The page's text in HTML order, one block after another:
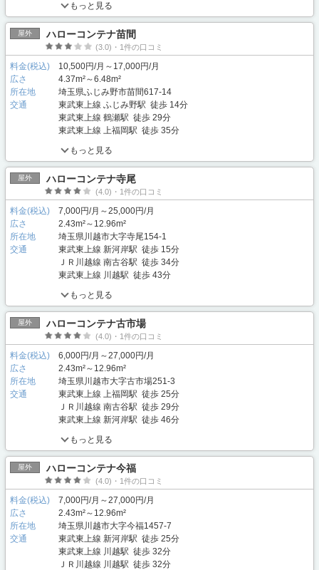
もっと見る
屋外 ハローコンテナ苗間
(3.0)・1件の口コミ
料金(税込)
10,500円/月～17,000円/月
広さ
4.37m²～6.48m²
所在地
埼玉県ふじみ野市苗間617-14
交通
東武東上線 ふじみ野駅 徒歩 14分
東武東上線 鶴瀬駅 徒歩 29分
東武東上線 上福岡駅 徒歩 35分
もっと見る
屋外 ハローコンテナ寺尾
(4.0)・1件の口コミ
料金(税込)
7,000円/月～25,000円/月
広さ
2.43m²～12.96m²
所在地
埼玉県川越市大字寺尾154-1
交通
東武東上線 新河岸駅 徒歩 15分
ＪＲ川越線 南古谷駅 徒歩 34分
東武東上線 川越駅 徒歩 43分
もっと見る
屋外 ハローコンテナ古市場
(4.0)・1件の口コミ
料金(税込)
6,000円/月～27,000円/月
広さ
2.43m²～12.96m²
所在地
埼玉県川越市大字古市場251-3
交通
東武東上線 上福岡駅 徒歩 25分
ＪＲ川越線 南古谷駅 徒歩 29分
東武東上線 新河岸駅 徒歩 46分
もっと見る
屋外 ハローコンテナ今福
(4.0)・1件の口コミ
料金(税込)
7,000円/月～27,000円/月
広さ
2.43m²～12.96m²
所在地
埼玉県川越市大字今福1457-7
交通
東武東上線 新河岸駅 徒歩 25分
東武東上線 川越駅 徒歩 32分
ＪＲ川越線 川越駅 徒歩 32分